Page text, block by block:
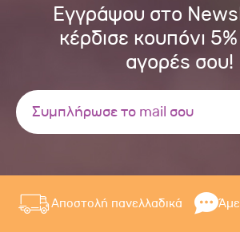
Εγγράψου στο
κέρδισε κουπόνι 5%
αγορές σου!
Αποστολή πανελλαδικά